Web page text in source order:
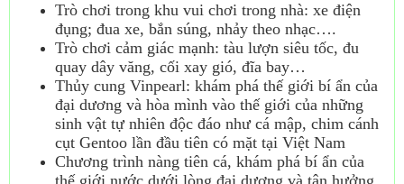
Trò chơi trong khu vui chơi trong nhà: xe điện
đụng; đua xe, bắn súng, nhảy theo nhạc….
Trò chơi cảm giác mạnh: tàu lượn siêu tốc, đu
quay dây văng, cối xay gió, đĩa bay…
Thủy cung Vinpearl: khám phá thế giới bí ẩn của
đại dương và hòa mình vào thế giới của những
sinh vật tự nhiên độc đáo như cá mập, chim cánh
cụt Gentoo lần đầu tiên có mặt tại Việt Nam
Chương trình nàng tiên cá, khám phá bí ẩn của
thế giới nước dưới lòng đại dương và tận hưởng